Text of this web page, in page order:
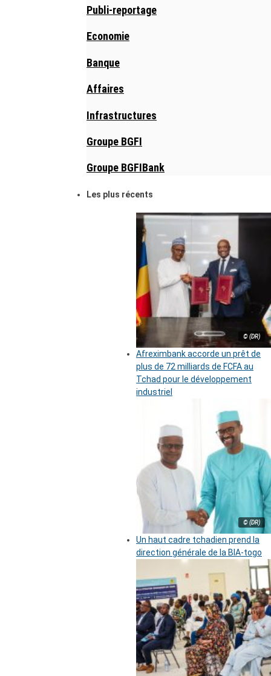
Publi-reportage
Economie
Banque
Affaires
Infrastructures
Groupe BGFI
Groupe BGFIBank
Les plus récents
© (DR)
Afreximbank accorde un prêt de
plus de 72 milliards de FCFA au
Tchad pour le développement
industriel
© (DR)
Un haut cadre tchadien prend la
direction générale de la BIA-togo